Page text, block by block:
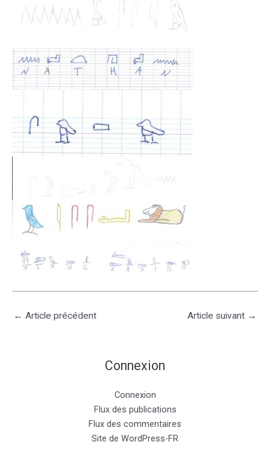
← Article précédent Article suivant →
Connexion
Connexion
Flux des publications
Flux des commentaires
Site de WordPress-FR